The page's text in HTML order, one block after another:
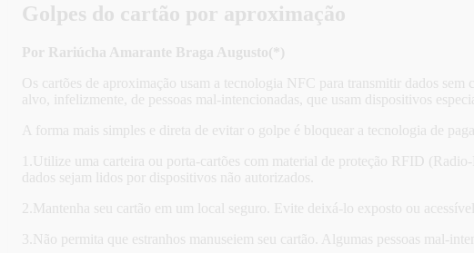
Golpes do cartão por aproximação
Por Rariúcha Amarante Braga Augusto(*)
Os cartões de aproximação usam a tecnologia NFC para transmitir dados
alvo, infelizmente, de pessoas mal-intencionadas, que usam dispositivos
A forma mais simples e direta de evitar o golpe é bloquear a tecnologia de
1.Utilize uma carteira ou porta-cartões com material de proteção RFID
dados sejam lidos por dispositivos não autorizados.
2.Mantenha seu cartão em um local seguro. Evite deixá-lo exposto ou
3.Não permita que estranhos manuseiem seu cartão. Algumas pessoas mal-